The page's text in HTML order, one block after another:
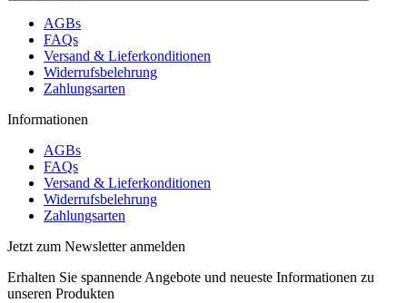
AGBs
FAQs
Versand & Lieferkonditionen
Widerrufsbelehrung
Zahlungsarten
Informationen
AGBs
FAQs
Versand & Lieferkonditionen
Widerrufsbelehrung
Zahlungsarten
Jetzt zum Newsletter anmelden
Erhalten Sie spannende Angebote und neueste Informationen zu
unseren Produkten